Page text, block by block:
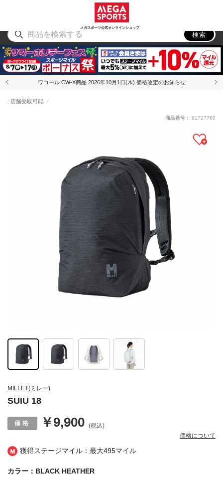
メガスポーツ公式オンラインショップ
アウトドア
検索
ワコール CW-X商品 2026年10月1日(木) 価格改定のお知らせ
獲得ステージマイル：最大495マイル
MILLET(ミレー)
SUIU 18
店舗受取可能
￥9,900 (税込)
価格について
商品番号： 81727760
カラー：BLACK HEATHER